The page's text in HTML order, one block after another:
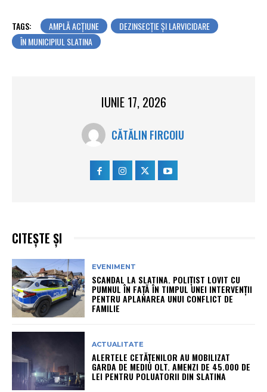
TAGS: AMPLĂ ACȚIUNE
DEZINSECȚIE ȘI LARVICIDARE
ÎN MUNICIPIUL SLATINA
IUNIE 17, 2026
CĂTĂLIN FIRCOIU
CITEȘTE ȘI
EVENIMENT
SCANDAL LA SLATINA. POLIȚIST LOVIT CU
PUMNUL ÎN FAȚĂ ÎN TIMPUL UNEI INTERVENȚII
PENTRU APLANAREA UNUI CONFLICT DE
FAMILIE
ACTUALITATE
ALERTELE CETĂȚENILOR AU MOBILIZAT
GARDA DE MEDIU OLT. AMENZI DE 45.000 DE
LEI PENTRU POLUATORII DIN SLATINA